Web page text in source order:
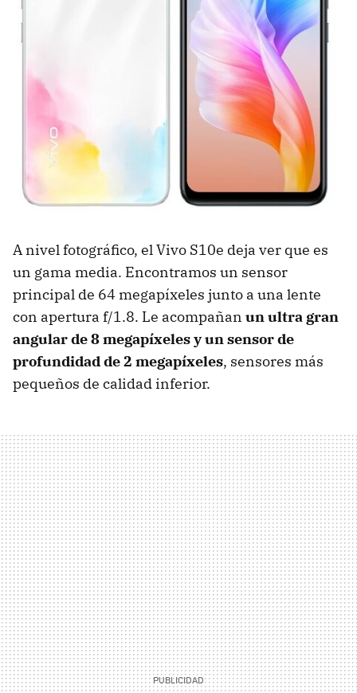
A nivel fotográfico, el Vivo S10e deja ver que es
un gama media. Encontramos un sensor
principal de 64 megapíxeles junto a una lente
con apertura f/1.8. Le acompañan un ultra gran
angular de 8 megapíxeles y un sensor de
profundidad de 2 megapíxeles, sensores más
pequeños de calidad inferior.